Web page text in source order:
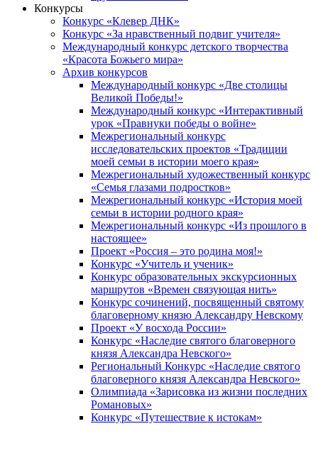
Конкурсы
Конкурс «Клевер ДНК»
Конкурс «За нравственный подвиг учителя»
Международный конкурс детского творчества
«Красота Божьего мира»
Архив конкурсов
Международный конкурс «Две столицы
Великой Победы!»
Международный конкурс «Интерактивный
урок «Правнуки победы о войне»
Межрегиональный конкурс
исследовательских проектов «Традиции
моей семьи в истории моего края»
Межрегиональный художественный конкурс
«Семья глазами подростков»
Межрегиональный конкурс «История моей
семьи в истории родного края»
Межрегиональный конкурс «Из прошлого в
настоящее»
Проект «Россия – это родина моя!»
Конкурс «Учитель и ученик»
Конкурс образовательных экскурсионных
маршрутов «Времен связующая нить»
Конкурс сочинений, посвященный святому
благоверному князю Александру Невскому
Проект «У восхода России»
Конкурс «Наследие святого благоверного
князя Александра Невского»
Региональный Конкурс «Наследие святого
благоверного князя Александра Невского»
Олимпиада «Зарисовка из жизни последних
Романовых»
Конкурс «Путешествие к истокам»